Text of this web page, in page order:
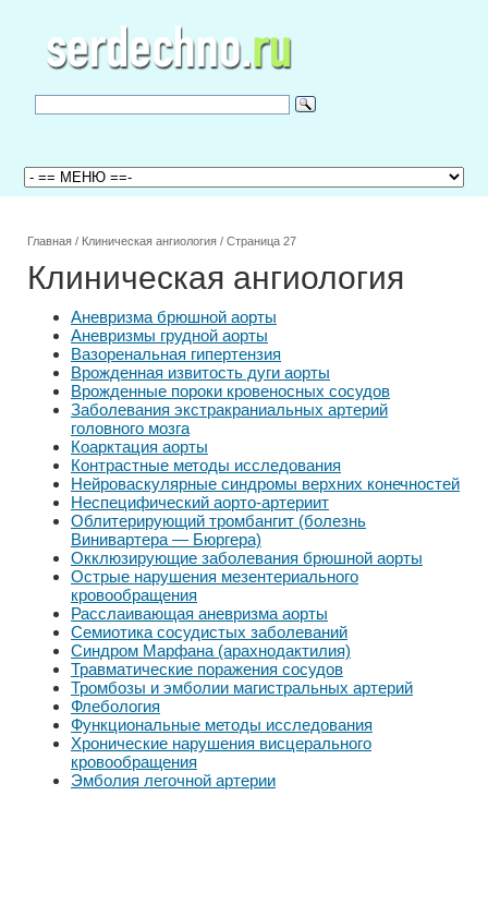
Главная / Клиническая ангиология / Страница 27
Клиническая ангиология
Аневризма брюшной аорты
Аневризмы грудной аорты
Вазоренальная гипертензия
Врожденная извитость дуги аорты
Врожденные пороки кровеносных сосудов
Заболевания экстракраниальных артерий
головного мозга
Коарктация аорты
Контрастные методы исследования
Нейроваскулярные синдромы верхних конечностей
Неспецифический аорто-артериит
Облитерирующий тромбангит (болезнь
Винивартера — Бюргера)
Окклюзирующие заболевания брюшной аорты
Острые нарушения мезентериального
кровообращения
Расслаивающая аневризма аорты
Семиотика сосудистых заболеваний
Синдром Марфана (арахнодактилия)
Травматические поражения сосудов
Тромбозы и эмболии магистральных артерий
Флебология
Функциональные методы исследования
Хронические нарушения висцерального
кровообращения
Эмболия легочной артерии